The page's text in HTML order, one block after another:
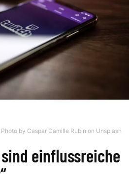
Photo by Caspar Camille Rubin on Unsplash
einflussreiche